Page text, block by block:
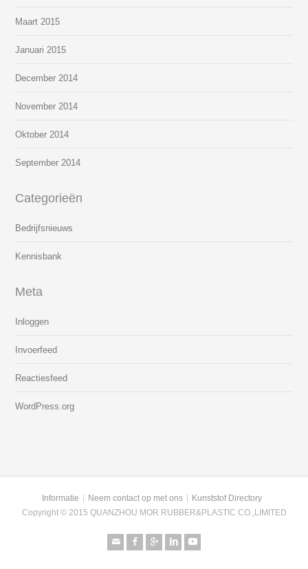
Maart 2015
Januari 2015
December 2014
November 2014
Oktober 2014
September 2014
Categorieën
Bedrijfsnieuws
Kennisbank
Meta
Inloggen
Invoerfeed
Reactiesfeed
WordPress.org
Informatie Neem contact op met ons
Kunststof Directory
Copyright © 2015 QUANZHOU MOR RUBBER&PLASTIC CO.,LIMITED